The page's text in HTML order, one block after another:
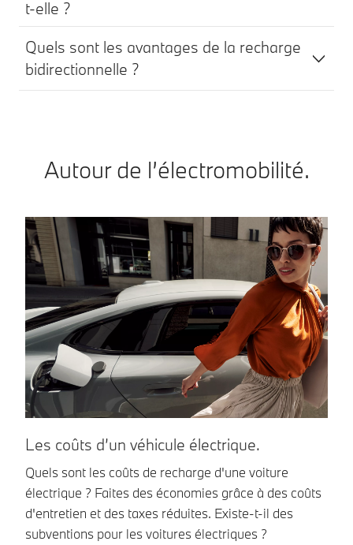
t-elle ?
Quels sont les avantages de la recharge
bidirectionnelle ?
Autour de l’électromobilité.
Les coûts d’un véhicule électrique.
Quels sont les coûts de recharge d'une voiture
électrique ? Faites des économies grâce à des coûts
d'entretien et des taxes réduites. Existe-t-il des
subventions pour les voitures électriques ?